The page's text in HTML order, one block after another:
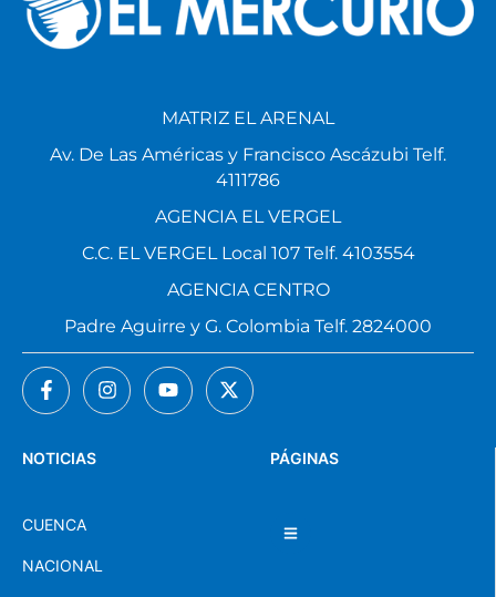
PÁGINAS
NOTICIAS
CUENCA
NACIONAL
MATRIZ EL ARENAL
Av. De Las Américas y Francisco Ascázubi Telf.
4111786
AGENCIA EL VERGEL
C.C. EL VERGEL Local 107 Telf. 4103554
AGENCIA CENTRO
Padre Aguirre y G. Colombia Telf. 2824000